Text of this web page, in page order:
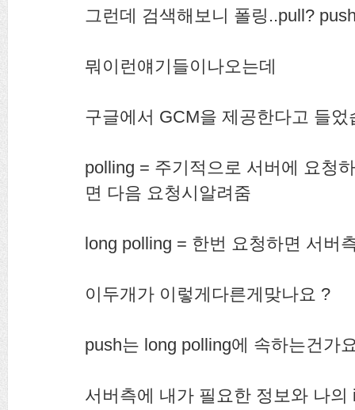
그런데 검색해보니 폴링..pull?
뭐이런얘기들이나오는데
구글에서 GCM을 제공한다고 들
polling = 주기적으로 서버에 요청
면 다음 요청시알려줌
long polling = 한번 요청하면 서버
이두개가 이렇게다른게맞나요 ?
push는 long polling에 속하는건가
서버측에 내가 필요한 정보와 나